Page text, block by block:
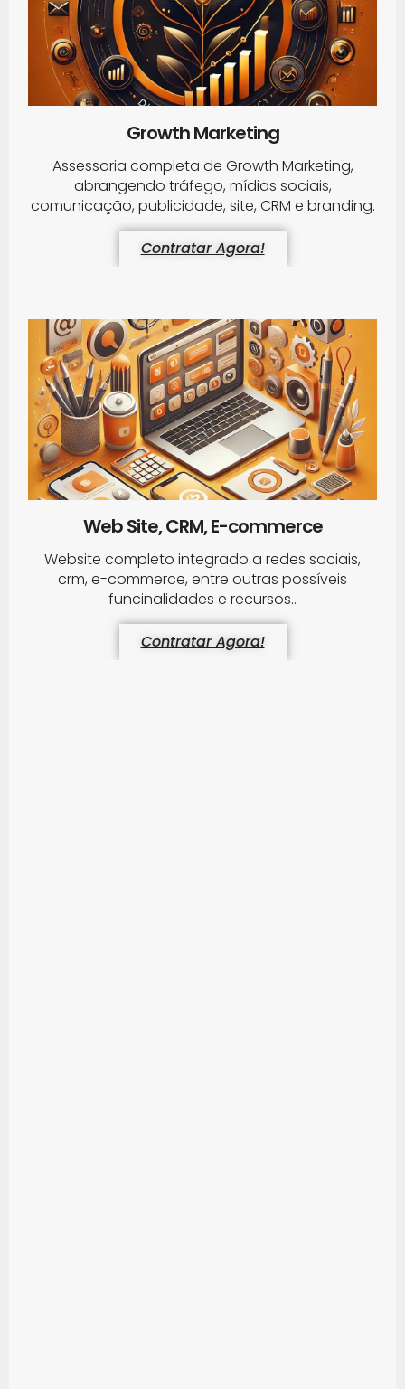
Growth Marketing
Assessoria completa de Growth Marketing,
abrangendo tráfego, mídias sociais,
comunicação, publicidade, site, CRM e branding.
Contratar Agora!
Web Site, CRM, E-commerce
Website completo integrado a redes sociais,
crm, e-commerce, entre outras possíveis
funcinalidades e recursos..
Contratar Agora!